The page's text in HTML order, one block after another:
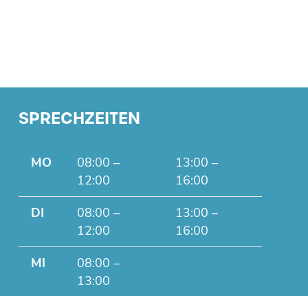
SPRECHZEITEN
MO
08:00 –
12:00
13:00 –
16:00
DI
08:00 –
12:00
13:00 –
16:00
MI
08:00 –
13:00